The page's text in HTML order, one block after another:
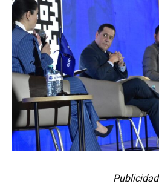
Publicidad